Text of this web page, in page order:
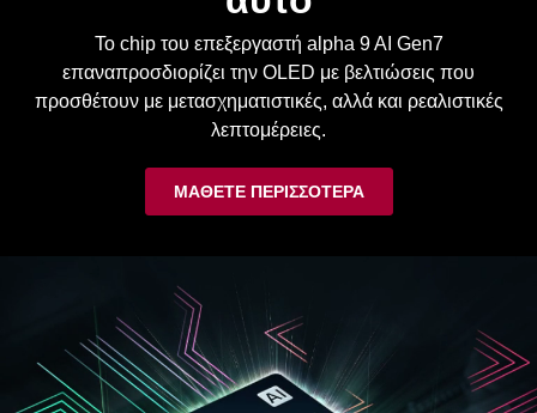
προσθέτουν με μετασχηματιστικές, αλλά και ρεαλιστικές
λεπτομέρειες.
ΜΆΘΕΤΕ ΠΕΡΙΣΣΌΤΕΡΑ